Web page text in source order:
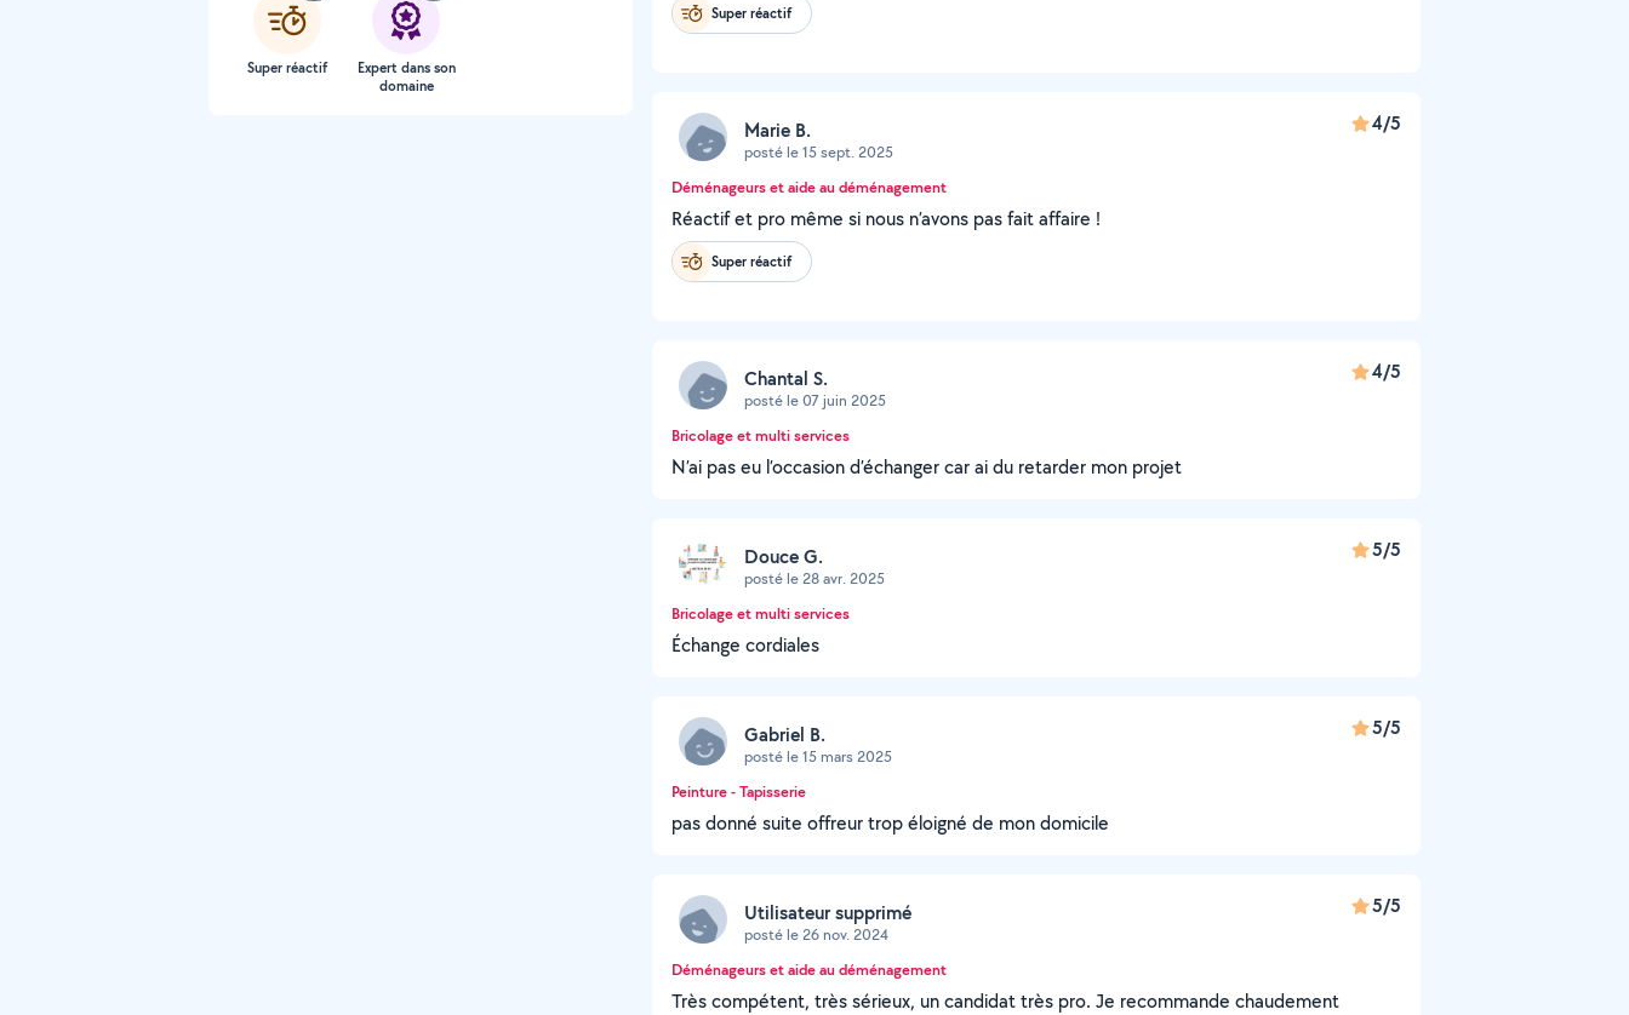
Super réactif
Expert dans son
domaine
Super réactif
Marie B.
posté le 15 sept. 2025
4/5
Déménageurs et aide au déménagement
Réactif et pro même si nous n’avons pas fait affaire !
Super réactif
Chantal S.
posté le 07 juin 2025
4/5
Bricolage et multi services
N’ai pas eu l’occasion d’échanger car ai du retarder mon projet
Douce G.
posté le 28 avr. 2025
5/5
Bricolage et multi services
Échange cordiales
Gabriel B.
posté le 15 mars 2025
5/5
Peinture - Tapisserie
pas donné suite offreur trop éloigné de mon domicile
Utilisateur supprimé
posté le 26 nov. 2024
5/5
Déménageurs et aide au déménagement
Très compétent, très sérieux, un candidat très pro. Je recommande chaudement